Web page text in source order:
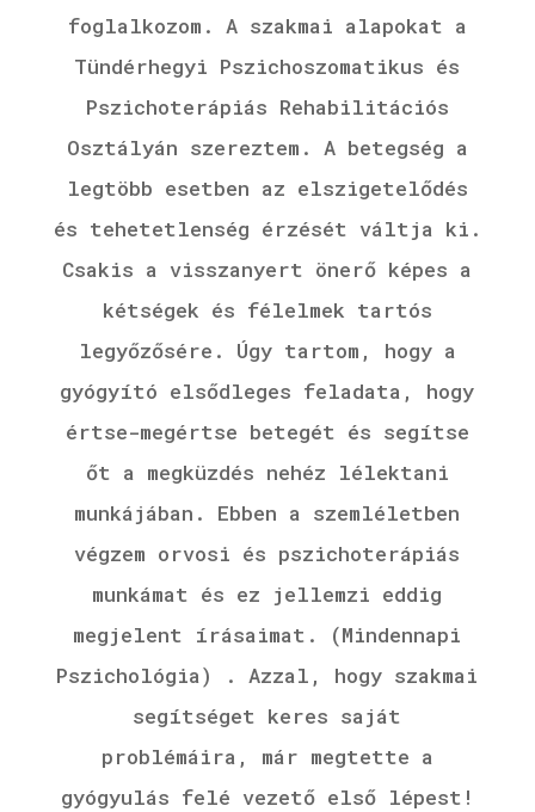
foglalkozom. A szakmai alapokat a
Tündérhegyi Pszichoszomatikus és
Pszichoterápiás Rehabilitációs
Osztályán szereztem. A betegség a
legtöbb esetben az elszigetelődés
és tehetetlenség érzését váltja ki.
Csakis a visszanyert önerő képes a
kétségek és félelmek tartós
legyőzősére. Úgy tartom, hogy a
gyógyító elsődleges feladata, hogy
értse-megértse betegét és segítse
őt a megküzdés nehéz lélektani
munkájában. Ebben a szemléletben
végzem orvosi és pszichoterápiás
munkámat és ez jellemzi eddig
megjelent írásaimat. (Mindennapi
Pszichológia) . Azzal, hogy szakmai
segítséget keres saját
problémáira, már megtette a
gyógyulás felé vezető első lépest!